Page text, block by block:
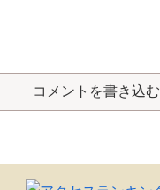
コメントを書き込む